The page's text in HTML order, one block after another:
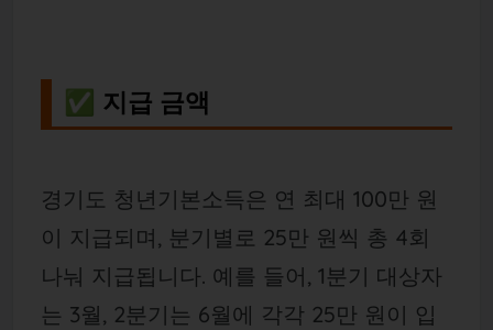
✅ 지급 금액
경기도 청년기본소득은 연 최대 100만 원
이 지급되며, 분기별로 25만 원씩 총 4회
나눠 지급됩니다. 예를 들어, 1분기 대상자
는 3월, 2분기는 6월에 각각 25만 원이 입